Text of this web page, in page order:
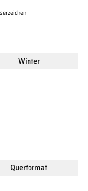
Winter
Querformat